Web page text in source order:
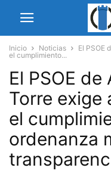
Inicio Noticias
El PSOE
el cumplimiento...
El PSOE
Torre exige
el
ordenanza